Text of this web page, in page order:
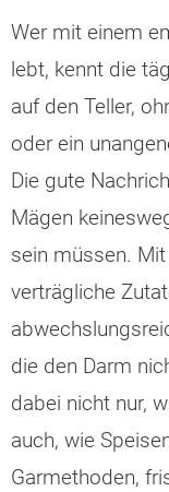
Wer mit einem
lebt, kennt die
auf den Teller,
oder ein
Die gute
Mägen
sein müssen.
verträgliche
die den Darm
dabei nicht nur,
auch, wie
Garmethoden,